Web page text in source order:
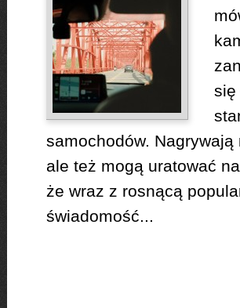
się
samochodów.
ale też mogą uratować
że wraz z rosnącą
świadomość...